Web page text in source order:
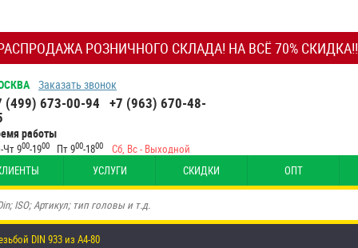
РОЗНИЧНОГО СКЛАДА! НА ВСЁ 70%
Заказать звонок
(499) 673-00-94 +7 (963) 670-48-
работы
Чт 900-1900 Пт 900-1800
Сб, Вс - Выходной
УСЛУГИ СКИДКИ ОПТ
DIN 933 из A4-80